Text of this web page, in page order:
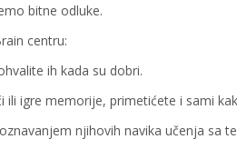
bitne odluke.
centru:
ih kada su dobri.
igre memorije, primetićete i sami
njihovih navika učenja sa